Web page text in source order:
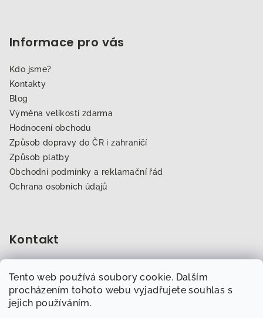
Tento web používá soubory cookie. Dalším
procházením tohoto webu vyjadřujete souhlas s
jejich používáním.
Informace pro vás
Kdo jsme?
Kontakty
Blog
Výměna velikostí zdarma
Hodnocení obchodu
Způsob dopravy do ČR i zahraničí
Způsob platby
Obchodní podmínky a reklamační řád
Ochrana osobních údajů
Kontakt
702 007 759